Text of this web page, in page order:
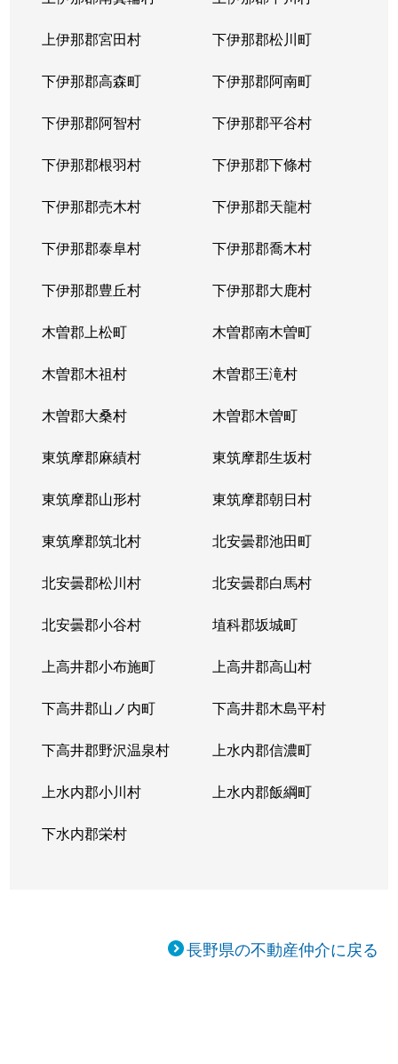
上伊那郡宮田村 下伊那郡松川町
下伊那郡高森町 下伊那郡阿南町
下伊那郡阿智村 下伊那郡平谷村
下伊那郡根羽村 下伊那郡下條村
下伊那郡売木村 下伊那郡天龍村
下伊那郡泰阜村 下伊那郡喬木村
下伊那郡豊丘村 下伊那郡大鹿村
木曽郡上松町 木曽郡南木曽町
木曽郡木祖村 木曽郡王滝村
木曽郡大桑村 木曽郡木曽町
東筑摩郡麻績村 東筑摩郡生坂村
東筑摩郡山形村 東筑摩郡朝日村
東筑摩郡筑北村 北安曇郡池田町
北安曇郡松川村 北安曇郡白馬村
北安曇郡小谷村 埴科郡坂城町
上高井郡小布施町 上高井郡高山村
下高井郡山ノ内町 下高井郡木島平村
下高井郡野沢温泉村 上水内郡信濃町
上水内郡小川村 上水内郡飯綱町
下水内郡栄村
長野県の不動産仲介に戻る